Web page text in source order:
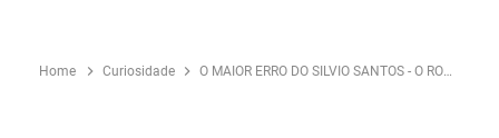
Home Curiosidade O MAIOR ERRO DO SILVIO SANTOS - O ROUBO DO BANCO PANAMERICANO